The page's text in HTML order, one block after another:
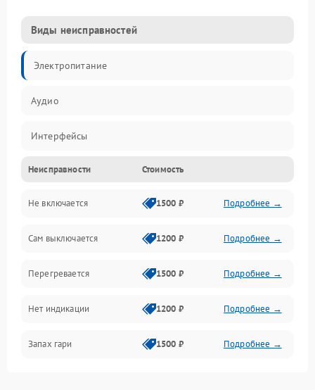
Виды неисправностей
Электропитание
Аудио
Интерфейсы
Управление
Неисправности Стоимость
Не включается 1500 ₽ Подробнее →
Сам выключается 1200 ₽ Подробнее →
Перегревается 1500 ₽ Подробнее →
Нет индикации 1200 ₽ Подробнее →
Запах гари 1500 ₽ Подробнее →